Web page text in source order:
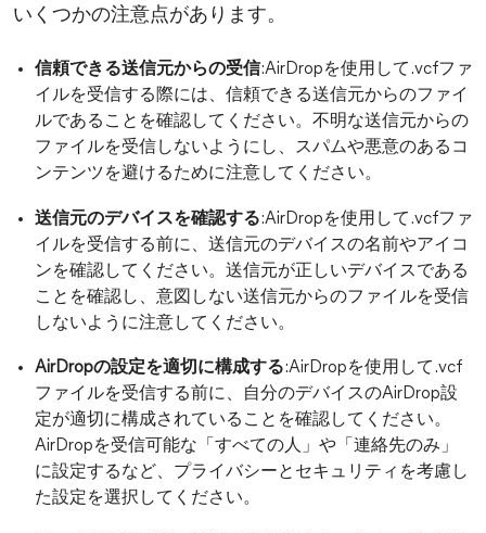
いくつかの注意点があります。
信頼できる送信元からの受信:AirDropを使用して.vcfファ
イルを受信する際には、信頼できる送信元からのファイ
ルであることを確認してください。不明な送信元からの
ファイルを受信しないようにし、スパムや悪意のあるコ
ンテンツを避けるために注意してください。
送信元のデバイスを確認する:AirDropを使用して.vcfファ
イルを受信する前に、送信元のデバイスの名前やアイコ
ンを確認してください。送信元が正しいデバイスである
ことを確認し、意図しない送信元からのファイルを受信
しないように注意してください。
AirDropの設定を適切に構成する:AirDropを使用して.vcf
ファイルを受信する前に、自分のデバイスのAirDrop設
定が適切に構成されていることを確認してください。
AirDropを受信可能な「すべての人」や「連絡先のみ」
に設定するなど、プライバシーとセキュリティを考慮し
た設定を選択してください。